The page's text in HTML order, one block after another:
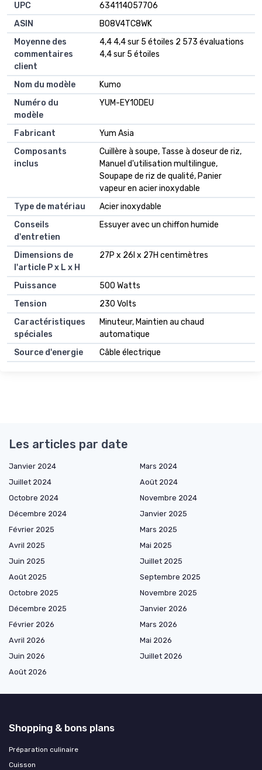
UPC
634114057706
ASIN
B08V4TC8WK
Moyenne des
commentaires
client
4,4 4,4 sur 5 étoiles 2 573 évaluations
4,4 sur 5 étoiles
Nom du modèle
Kumo
Numéro du
modèle
YUM-EY10DEU
Fabricant
Yum Asia
Composants
inclus
Cuillère à soupe, Tasse à doseur de riz,
Manuel d'utilisation multilingue,
Soupape de riz de qualité, Panier
vapeur en acier inoxydable
Type de matériau
Acier inoxydable
Conseils
d'entretien
Essuyer avec un chiffon humide
Dimensions de
l'article P x L x H
27P x 26l x 27H centimètres
Puissance
500 Watts
Tension
230 Volts
Caractéristiques
spéciales
Minuteur, Maintien au chaud
automatique
Source d'energie
Câble électrique
Les articles par date
Janvier 2024
Mars 2024
Juillet 2024
Août 2024
Octobre 2024
Novembre 2024
Décembre 2024
Janvier 2025
Février 2025
Mars 2025
Avril 2025
Mai 2025
Juin 2025
Juillet 2025
Août 2025
Septembre 2025
Octobre 2025
Novembre 2025
Décembre 2025
Janvier 2026
Février 2026
Mars 2026
Avril 2026
Mai 2026
Juin 2026
Juillet 2026
Août 2026
Shopping & bons plans
Préparation culinaire
Cuisson